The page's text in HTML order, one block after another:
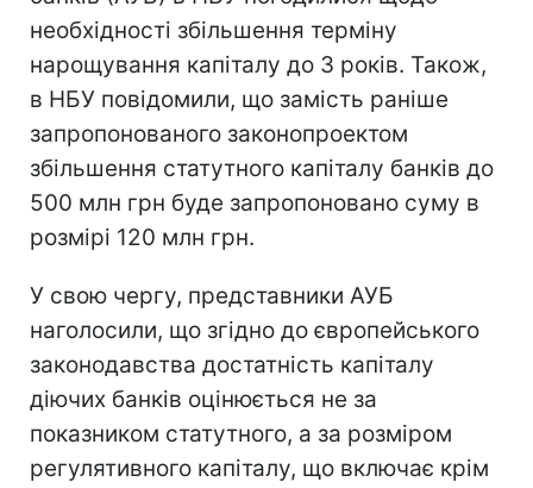
необхідності збільшення терміну
нарощування капіталу до 3 років. Також,
в НБУ повідомили, що замість раніше
запропонованого законопроектом
збільшення статутного капіталу банків до
500 млн грн буде запропоновано суму в
розмірі 120 млн грн.
У свою чергу, представники АУБ
наголосили, що згідно до європейського
законодавства достатність капіталу
діючих банків оцінюється не за
показником статутного, а за розміром
регулятивного капіталу, що включає крім